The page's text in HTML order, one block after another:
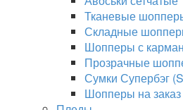
Тканевые
Складные
Шопперы с
Прозрачные
Сумки Супербэг
Шопперы на заказ